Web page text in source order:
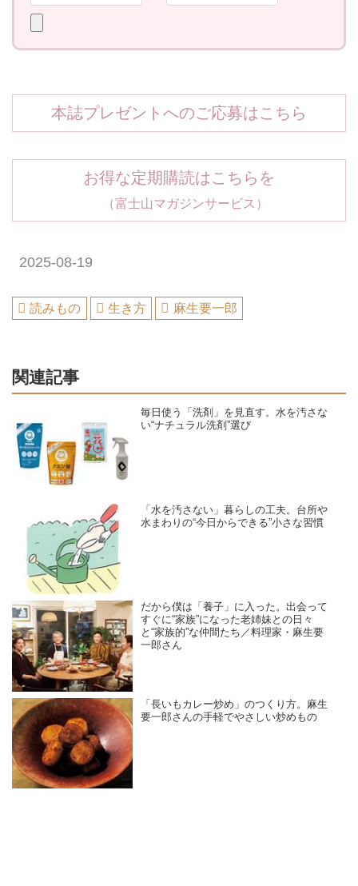
本誌プレゼントへのご応募はこちら
お得な定期購読はこちらを
（富士山マガジンサービス）
2025-08-19
読みもの 生き方 麻生要一郎
関連記事
毎日使う「洗剤」を見直す。水を汚さな
い“ナチュラル洗剤”選び
「水を汚さない」暮らしの工夫。台所や
水まわりの“今日からできる”小さな習慣
だから僕は「養子」に入った。出会って
すぐに“家族”になった老姉妹との日々
と“家族的”な仲間たち／料理家・麻生要
一郎さん
「長いもカレー炒め」のつくり方。麻生
要一郎さんの手軽でやさしい炒めもの